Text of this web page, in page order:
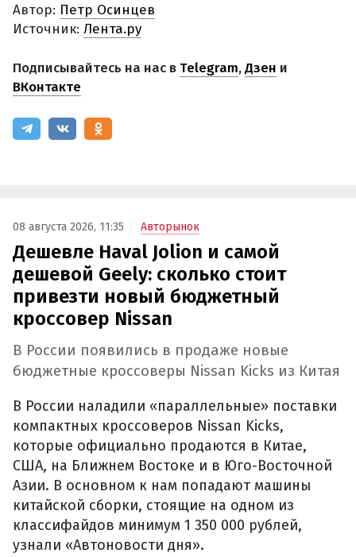
Автор: Петр Осинцев
Источник: Лента.ру
Подписывайтесь на нас в Telegram,Дзен и
ВКонтакте
08 августа 2026, 11:35 Авторынок
Дешевле Haval Jolion и самой
дешевой Geely: сколько стоит
привезти новый бюджетный
кроссовер Nissan
В России появились в продаже новые
бюджетные кроссоверы Nissan Kicks из Китая
В России наладили «параллельные» поставки
компактных кроссоверов Nissan Kicks,
которые официально продаются в Китае,
США, на Ближнем Востоке и в Юго-Восточной
Азии. В основном к нам попадают машины
китайской сборки, стоящие на одном из
классифайдов минимум 1 350 000 рублей,
узнали «Автоновости дня».